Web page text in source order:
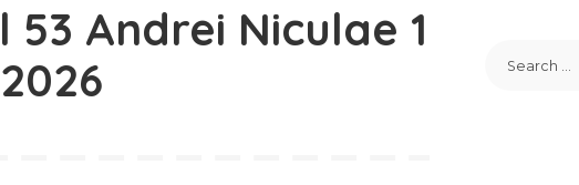
Andrei Niculae 1